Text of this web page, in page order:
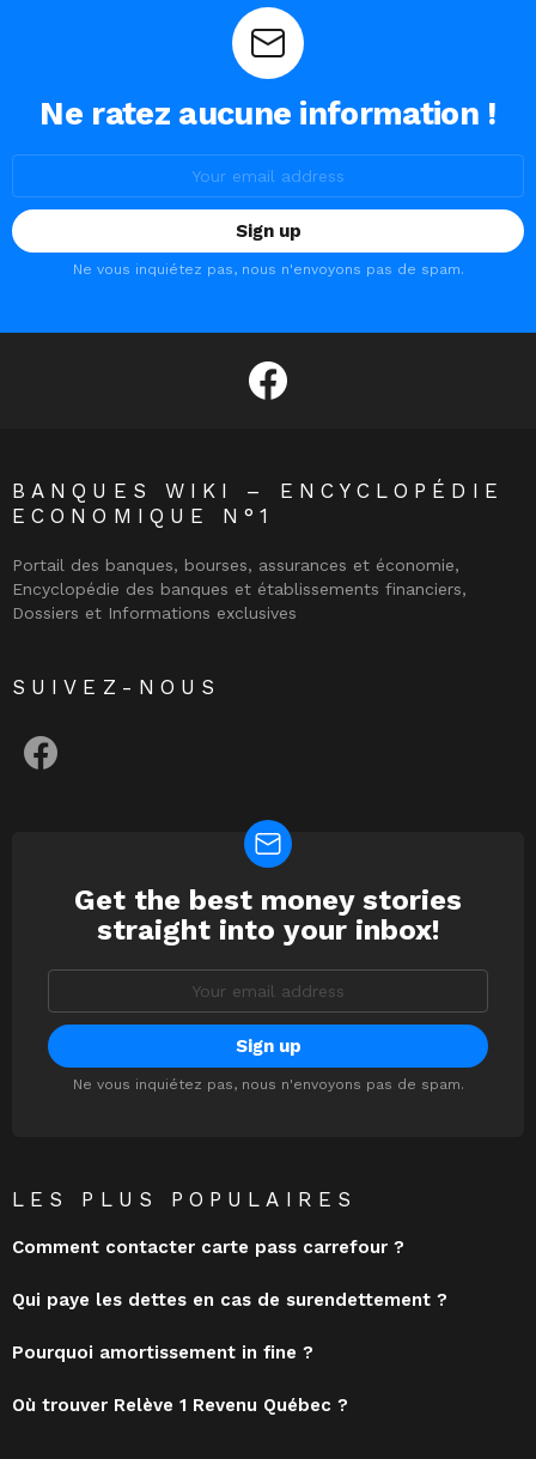
Ne ratez aucune information !
Ne vous inquiétez pas, nous n'envoyons pas de spam.
facebook
BANQUES WIKI – ENCYCLOPÉDIE
ECONOMIQUE N°1
Portail des banques, bourses, assurances et économie,
Encyclopédie des banques et établissements financiers,
Dossiers et Informations exclusives
SUIVEZ-NOUS
NEWSLETTER
Get the best money stories
straight into your inbox!
Ne vous inquiétez pas, nous n'envoyons pas de spam.
LES PLUS POPULAIRES
Comment contacter carte pass carrefour ?
Qui paye les dettes en cas de surendettement ?
Pourquoi amortissement in fine ?
Où trouver Relève 1 Revenu Québec ?